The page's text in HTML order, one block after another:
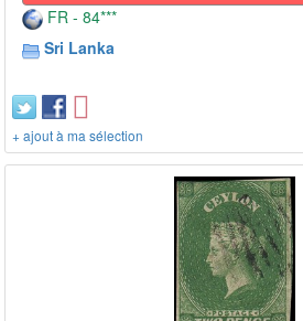
FR - 84***
Sri Lanka
+ ajout à ma sélection